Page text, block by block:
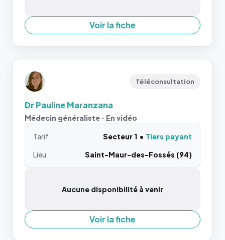
Voir la fiche
Téléconsultation
Dr Pauline Maranzana
Médecin généraliste · En vidéo
Tarif Secteur 1
Tiers payant
Lieu
Saint-Maur-des-Fossés (94)
Aucune disponibilité à venir
Voir la fiche